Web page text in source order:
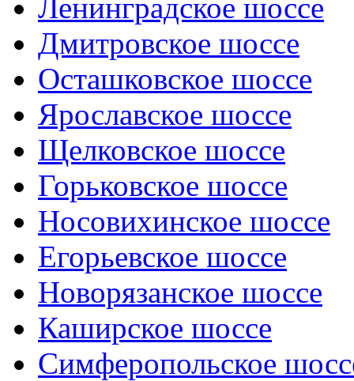
Ленинградское шоссе
Дмитровское шоссе
Осташковское шоссе
Ярославское шоссе
Щелковское шоссе
Горьковское шоссе
Носовихинское шоссе
Егорьевское шоссе
Новорязанское шоссе
Каширское шоссе
Симферопольское